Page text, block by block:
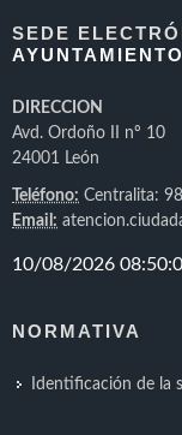
SEDE
DIRECCION
Avd. Ordoño II nº 10
24001 León
Teléfono: Centralita:
Email:
NORMATIVA
Identificación de la